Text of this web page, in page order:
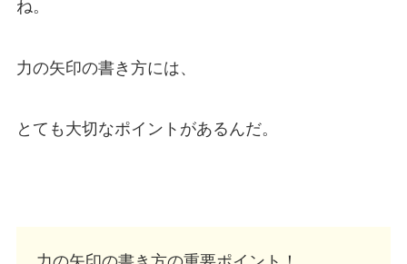
ね。
力の矢印の書き方には、
とても大切なポイントがあるんだ。